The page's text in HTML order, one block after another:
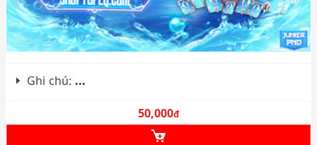
Ghi chú: ...
50,000đ